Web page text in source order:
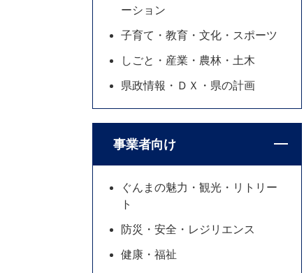
ーション
子育て・教育・文化・スポーツ
しごと・産業・農林・土木
県政情報・ＤＸ・県の計画
事業者向け
ぐんまの魅力・観光・リトリー
ト
防災・安全・レジリエンス
健康・福祉